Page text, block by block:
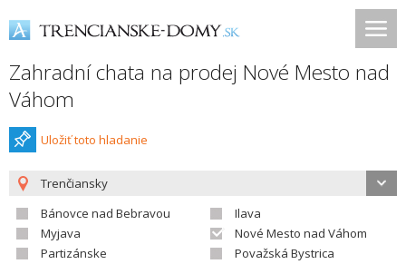
Zahradní chata na prodej Nové Mesto nad
Váhom
Uložiť toto hladanie
Trenčiansky
Bánovce nad Bebravou
Ilava
Myjava
Nové Mesto nad Váhom
Partizánske
Považská Bystrica